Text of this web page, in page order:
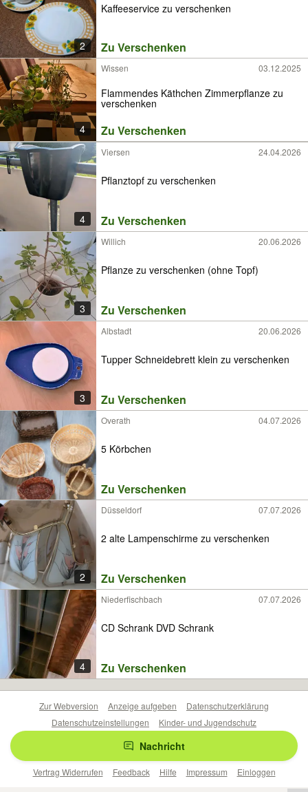
2
Kaffeeservice zu verschenken
Zu Verschenken
4
Wissen 03.12.2025
Flammendes Käthchen Zimmerpflanze zu
verschenken
Zu Verschenken
4
Viersen 24.04.2026
Pflanztopf zu verschenken
Zu Verschenken
3
Willich 20.06.2026
Pflanze zu verschenken (ohne Topf)
Zu Verschenken
3
Albstadt 20.06.2026
Tupper Schneidebrett klein zu verschenken
Zu Verschenken
Overath 04.07.2026
5 Körbchen
Zu Verschenken
2
Düsseldorf 07.07.2026
2 alte Lampenschirme zu verschenken
Zu Verschenken
4
Niederfischbach 07.07.2026
CD Schrank DVD Schrank
Zu Verschenken
Nachricht
Zur Webversion Anzeige aufgeben
Datenschutzerklärung
Datenschutzeinstellungen
Kinder- und Jugendschutz
Barrierefreiheitserklärung
Vertrag Widerrufen
Feedback Hilfe Impressum Einloggen